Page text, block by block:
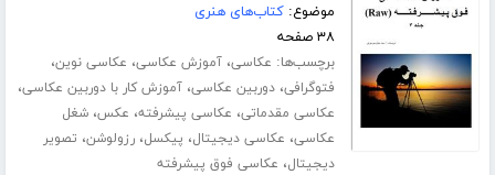
موضوع:کتاب‌های هنری
۳۸ صفحه
برچسب‌ها: عکاسی،آموزش عکاسی، عکاسی نوین،
فتوگرافی،دوربین عکاسی،آموزش کار با دوربین عکاسی،
عکاسی مقدماتی، عکاسی پیشرفته، عکس،شغل
عکاسی، عکاسی دیجیتال، پیکسل،رزولوشن، تصویر
دیجیتال، عکاسی فوق پیشرفته